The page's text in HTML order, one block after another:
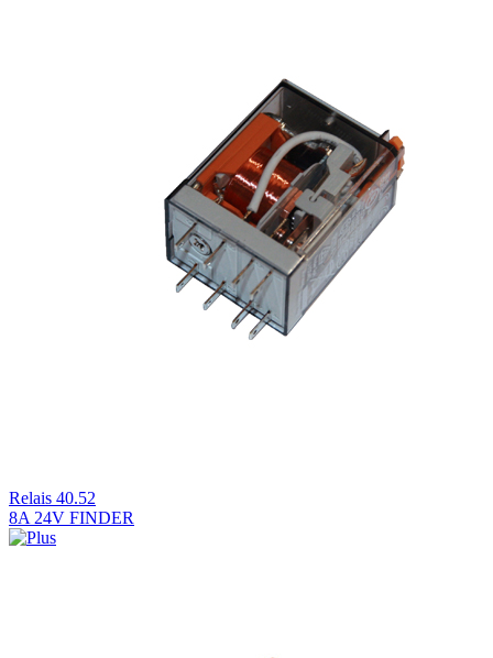
Relais 40.52
8A 24V FINDER